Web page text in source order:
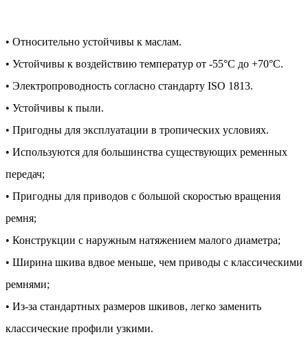
• Относительно устойчивы к маслам.
• Устойчивы к воздействию температур от -55°C до +70°C.
• Электропроводность согласно стандарту ISO 1813.
• Устойчивы к пыли.
• Пригодны для эксплуатации в тропических условиях.
• Используются для большинства существующих ременных
передач;
• Пригодны для приводов с большой скоростью вращения
ремня;
• Конструкции с наружным натяжением малого диаметра;
• Ширина шкива вдвое меньше, чем приводы с классическими
ремнями;
• Из-за стандартных размеров шкивов, легко заменить
классические профили узкими.